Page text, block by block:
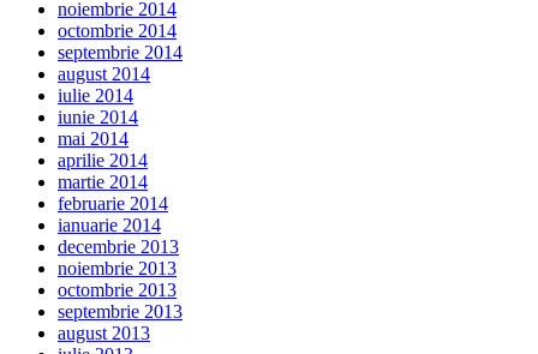
noiembrie 2014
octombrie 2014
septembrie 2014
august 2014
iulie 2014
iunie 2014
mai 2014
aprilie 2014
martie 2014
februarie 2014
ianuarie 2014
decembrie 2013
noiembrie 2013
octombrie 2013
septembrie 2013
august 2013